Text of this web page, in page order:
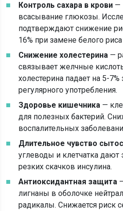
Контроль сахара в крови —
всасывание глюкозы.
подтверждают снижение
16% при замене белого
Снижение холестерина —
связывает желчные
холестерина падает на 5-7%
регулярного употребления.
Здоровье кишечника —
для полезных бактерий.
воспалительных
Длительное чувство
углеводы и клетчатка дают
резких скачков инсулина.
Антиоксидантная защита
лигнаны в оболочке
радикалы. Снижается риск